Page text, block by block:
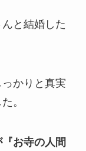
と結婚した
かりと真実
。
『お寺の人間